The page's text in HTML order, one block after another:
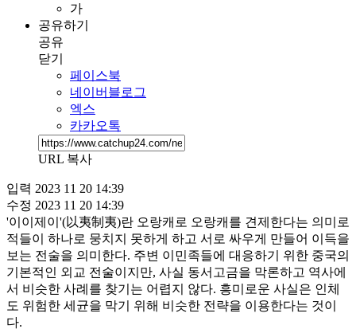
가
공유하기
공유
닫기
페이스북
네이버블로그
엑스
카카오톡
URL 복사
입력 2023 11 20 14:39
수정 2023 11 20 14:39
'이이제이'(以夷制夷)란 오랑캐로 오랑캐를 견제한다는 의미로
적들이 하나로 뭉치지 못하게 하고 서로 싸우게 만들어 이득을
보는 전술을 의미한다. 주변 이민족들에 대응하기 위한 중국의
기본적인 외교 전술이지만, 사실 동서고금을 막론하고 역사에
서 비슷한 사례를 찾기는 어렵지 않다. 흥미로운 사실은 인체
도 위험한 세균을 막기 위해 비슷한 전략을 이용한다는 것이
다.